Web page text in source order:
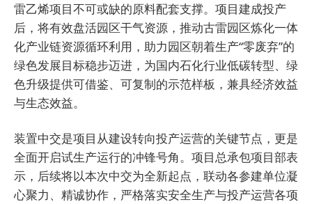
雷乙烯项目不可或缺的原料配套支撑。项目建成投产
后，将有效盘活园区干气资源，推动古雷园区炼化一体
化产业链资源循环利用，助力园区朝着生产“零废弃”的
绿色发展目标稳步迈进，为国内石化行业低碳转型、绿
色升级提供可借鉴、可复制的示范样板，兼具经济效益
与生态效益。
装置中交是项目从建设转向投产运营的关键节点，更是
全面开启试生产运行的冲锋号角。项目总承包项目部表
示，后续将以本次中交为全新起点，联动各参建单位凝
心聚力、精诚协作，严格落实安全生产与投产运营各项